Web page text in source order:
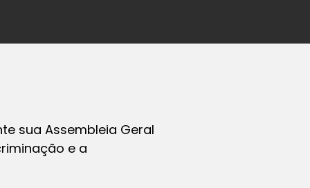
sua Assembleia Geral
e a